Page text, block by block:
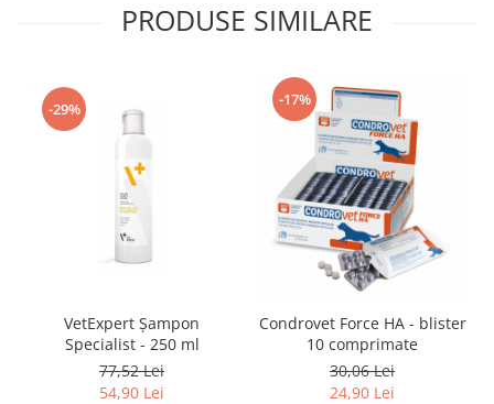
PRODUSE SIMILARE
-29%
VetExpert Șampon
Specialist - 250 ml
77,52 Lei
54,90 Lei
-17%
Condrovet Force HA - blister
10 comprimate
30,06 Lei
24,90 Lei